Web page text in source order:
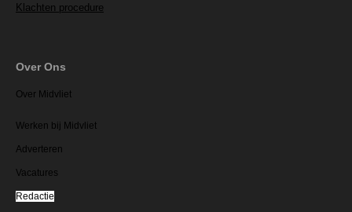
Klachten procedure
Over Ons
Over Midvliet
Werken bij Midvliet
Adverteren
Vacatures
Redactie